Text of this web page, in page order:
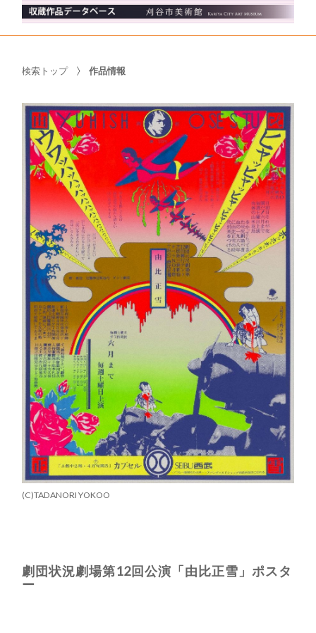
検索トップ 作品情報
(C)TADANORI YOKOO
劇団状況劇場第12回公演「由比正雪」ポスタ
ー